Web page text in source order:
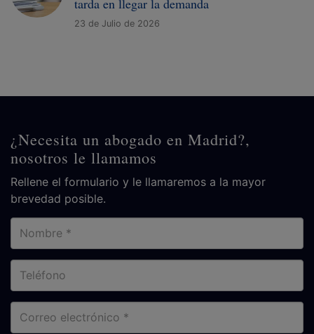
23 de Julio de 2026
¿Necesita un abogado en Madrid?,
nosotros le llamamos
Rellene el formulario y le llamaremos a la mayor
brevedad posible.
electrónico